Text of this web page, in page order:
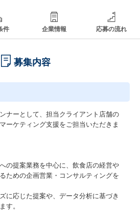
件 企業情報 応募の流れ
募集内容
ナーとして、担当クライアント店舗の
ーケティング支援をご担当いただきま
の提案業務を中心に、飲食店の経営や
ための企画営業・コンサルティングを
に応じた提案や、データ分析に基づき
す。